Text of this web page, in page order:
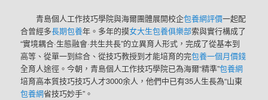
青島個人工作技巧學院與海爾團體展開校企包養網評價一起配
合曾經多長期包養年。多年的摸女大生包養俱樂部索與實行構成了
“實境耦合·生態融會·共生共長”的立異育人形式，完成了從基本到
高等、從單一到綜合、從技巧教授到才能培育的完包養一個月價錢
全育人途徑。今朝，青島個人工作技巧學院已為海爾“精準”包養網
培育高本質技巧技巧人才3000余人，他們中已有35人生長為“山東
包養網省技巧妙手”。